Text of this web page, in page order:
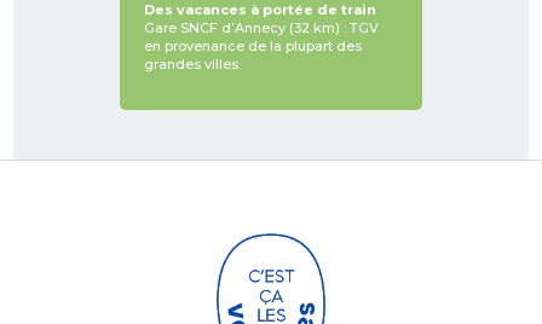
Des vacances à portée de train
Gare SNCF d’Annecy (32 km) : TGV
en provenance de la plupart des
grandes villes.